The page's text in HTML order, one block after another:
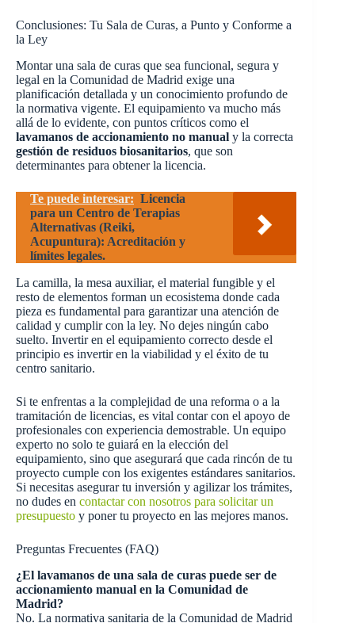
Conclusiones: Tu Sala de Curas, a Punto y Conforme a
la Ley
Montar una sala de curas que sea funcional, segura y
legal en la Comunidad de Madrid exige una
planificación detallada y un conocimiento profundo de
la normativa vigente. El equipamiento va mucho más
allá de lo evidente, con puntos críticos como el
lavamanos de accionamiento no manual y la correcta
gestión de residuos biosanitarios, que son
determinantes para obtener la licencia.
Te puede interesar: Licencia
para un Centro de Terapias
Alternativas (Reiki,
Acupuntura): Acreditación y
límites legales.
La camilla, la mesa auxiliar, el material fungible y el
resto de elementos forman un ecosistema donde cada
pieza es fundamental para garantizar una atención de
calidad y cumplir con la ley. No dejes ningún cabo
suelto. Invertir en el equipamiento correcto desde el
principio es invertir en la viabilidad y el éxito de tu
centro sanitario.
Si te enfrentas a la complejidad de una reforma o a la
tramitación de licencias, es vital contar con el apoyo de
profesionales con experiencia demostrable. Un equipo
experto no solo te guiará en la elección del
equipamiento, sino que asegurará que cada rincón de tu
proyecto cumple con los exigentes estándares sanitarios.
Si necesitas asegurar tu inversión y agilizar los trámites,
no dudes en contactar con nosotros para solicitar un
presupuesto y poner tu proyecto en las mejores manos.
Preguntas Frecuentes (FAQ)
¿El lavamanos de una sala de curas puede ser de
accionamiento manual en la Comunidad de
Madrid?
No. La normativa sanitaria de la Comunidad de Madrid